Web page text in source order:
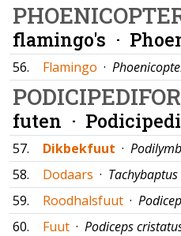
flamingo's ·
56. Flamingo ·
futen ·
57. Dikbekfuut ·
58.
Dodaars ·
59.
Roodhalsfuut ·
60.
Fuut · Podiceps